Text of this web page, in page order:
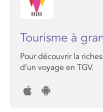
Tourisme à
Pour découvrir la
d’un voyage en TGV.